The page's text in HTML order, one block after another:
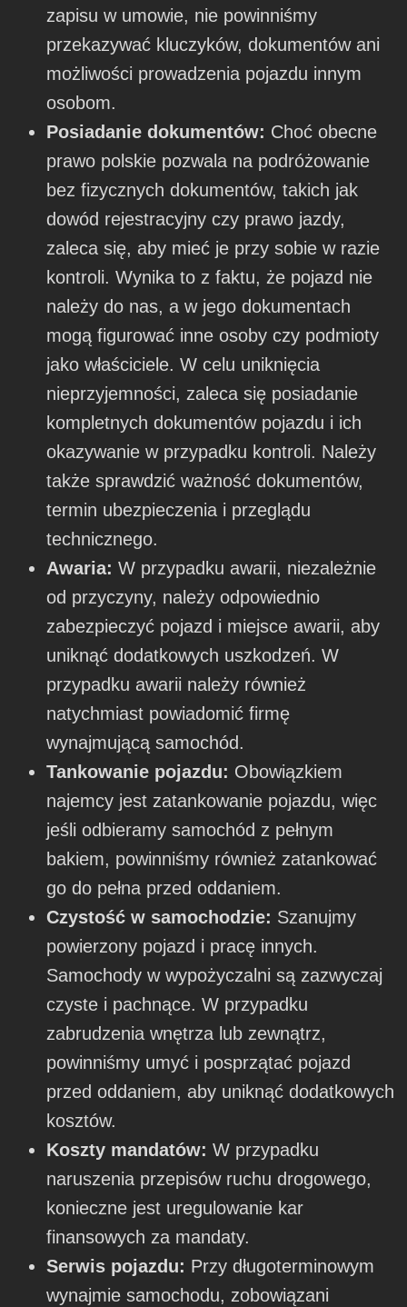
zapisu w umowie, nie powinniśmy
przekazywać kluczyków, dokumentów ani
możliwości prowadzenia pojazdu innym
osobom.
Posiadanie dokumentów: Choć obecne
prawo polskie pozwala na podróżowanie
bez fizycznych dokumentów, takich jak
dowód rejestracyjny czy prawo jazdy,
zaleca się, aby mieć je przy sobie w razie
kontroli. Wynika to z faktu, że pojazd nie
należy do nas, a w jego dokumentach
mogą figurować inne osoby czy podmioty
jako właściciele. W celu uniknięcia
nieprzyjemności, zaleca się posiadanie
kompletnych dokumentów pojazdu i ich
okazywanie w przypadku kontroli. Należy
także sprawdzić ważność dokumentów,
termin ubezpieczenia i przeglądu
technicznego.
Awaria: W przypadku awarii, niezależnie
od przyczyny, należy odpowiednio
zabezpieczyć pojazd i miejsce awarii, aby
uniknąć dodatkowych uszkodzeń. W
przypadku awarii należy również
natychmiast powiadomić firmę
wynajmującą samochód.
Tankowanie pojazdu: Obowiązkiem
najemcy jest zatankowanie pojazdu, więc
jeśli odbieramy samochód z pełnym
bakiem, powinniśmy również zatankować
go do pełna przed oddaniem.
Czystość w samochodzie: Szanujmy
powierzony pojazd i pracę innych.
Samochody w wypożyczalni są zazwyczaj
czyste i pachnące. W przypadku
zabrudzenia wnętrza lub zewnątrz,
powinniśmy umyć i posprzątać pojazd
przed oddaniem, aby uniknąć dodatkowych
kosztów.
Koszty mandatów:W przypadku
naruszenia przepisów ruchu drogowego,
konieczne jest uregulowanie kar
finansowych za mandaty.
Serwis pojazdu: Przy długoterminowym
wynajmie samochodu, zobowiązani